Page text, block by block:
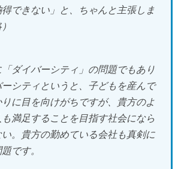
できない」と、ちゃんと主張しま
ダイバーシティ」の問題でもあり
ーシティというと、子どもを産んで
りに目を向けがちですが、貴方のよ
も満足することを目指す社会になら
。貴方の勤めている会社も真剣に
です。